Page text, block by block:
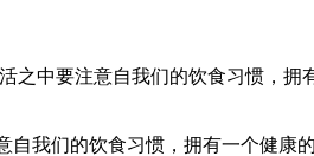
之中要注意自我们的饮食习惯，拥
我们的饮食习惯，拥有一个健康